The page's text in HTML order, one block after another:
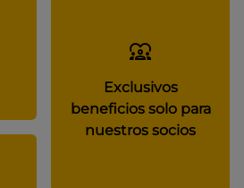
Exclusivos
beneficios solo para
nuestros socios